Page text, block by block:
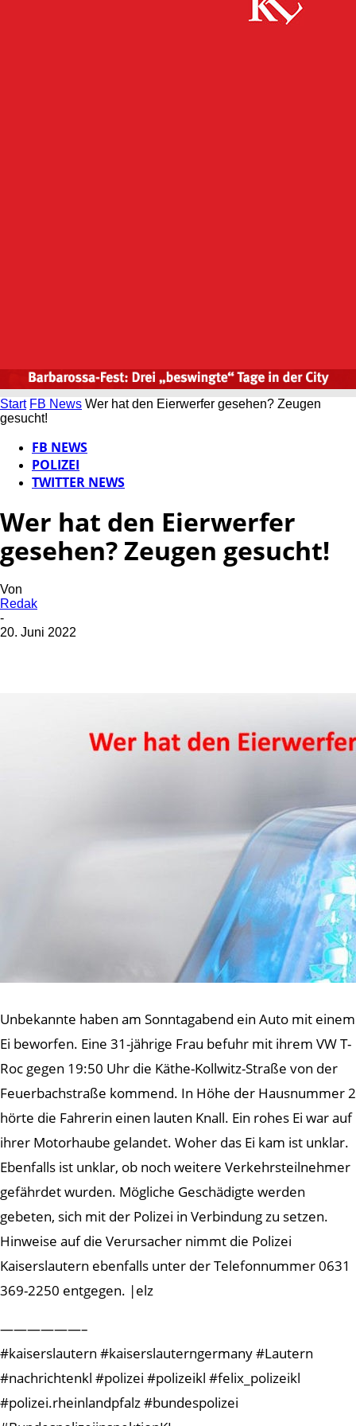
Start FB News Wer hat den Eierwerfer gesehen? Zeugen
gesucht!
FB NEWS
POLIZEI
TWITTER NEWS
Wer hat den Eierwerfer
gesehen? Zeugen gesucht!
Von
Redak
-
20. Juni 2022
Unbekannte haben am Sonntagabend ein Auto mit einem
Ei beworfen. Eine 31-jährige Frau befuhr mit ihrem VW T-
Roc gegen 19:50 Uhr die Käthe-Kollwitz-Straße von der
Feuerbachstraße kommend. In Höhe der Hausnummer 2
hörte die Fahrerin einen lauten Knall. Ein rohes Ei war auf
ihrer Motorhaube gelandet. Woher das Ei kam ist unklar.
Ebenfalls ist unklar, ob noch weitere Verkehrsteilnehmer
gefährdet wurden. Mögliche Geschädigte werden
gebeten, sich mit der Polizei in Verbindung zu setzen.
Hinweise auf die Verursacher nimmt die Polizei
Kaiserslautern ebenfalls unter der Telefonnummer 0631
369-2250 entgegen. |elz
——————–
#kaiserslautern #kaiserslauterngermany #Lautern
#nachrichtenkl #polizei #polizeikl #felix_polizeikl
#polizei.rheinlandpfalz #bundespolizei